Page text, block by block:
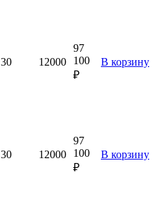
30 12000
97
100
₽
В корзину
30 12000
97
100
₽
В корзину